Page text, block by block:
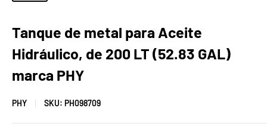
Tanque de metal para Aceite
Hidráulico, de 200 LT (52.83 GAL)
marca PHY
PHY SKU: PH098709